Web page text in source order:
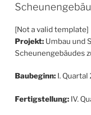
[Not a valid template]
Projekt: Umbau und
Scheunengebäudes
Baubeginn: I. Quartal
Fertigstellung: IV.